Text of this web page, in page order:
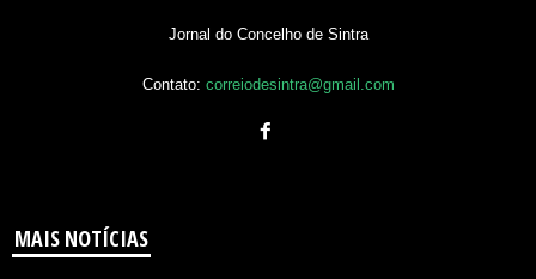
Jornal do Concelho de Sintra
Contato: correiodesintra@gmail.com
MAIS NOTÍCIAS